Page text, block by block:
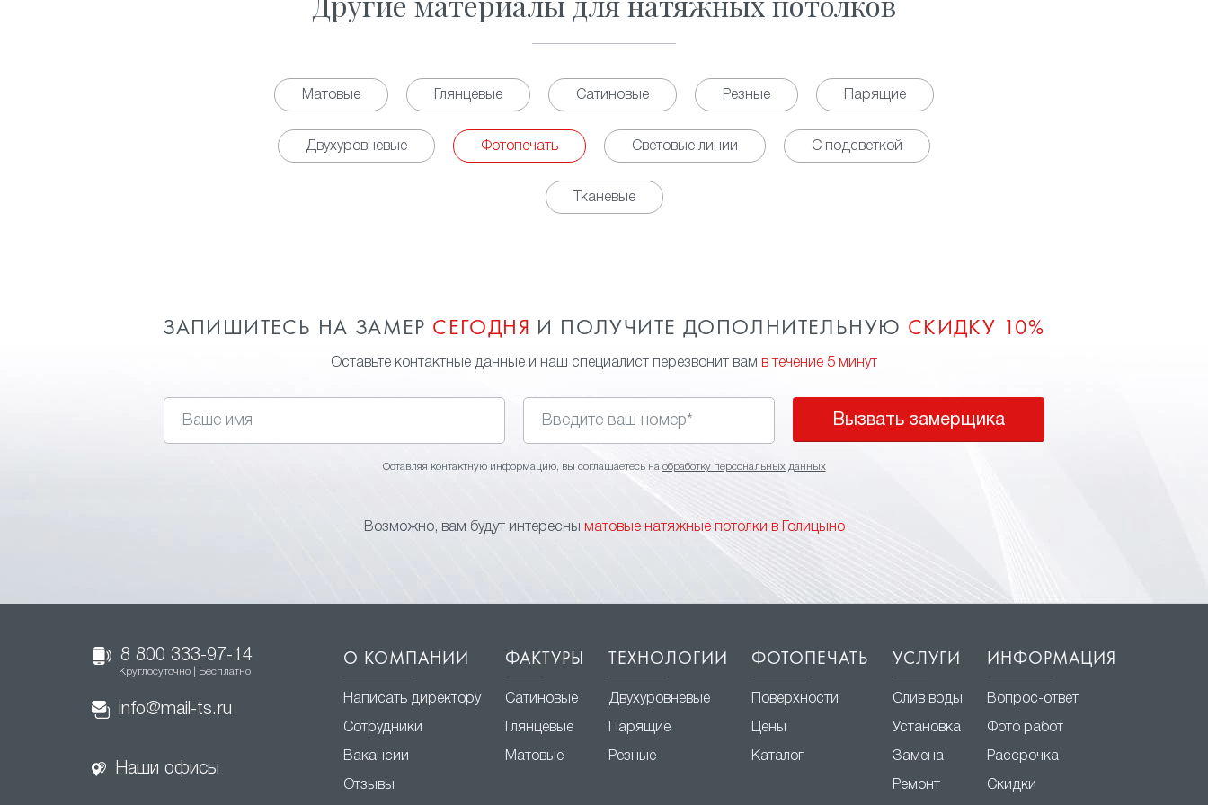
Матовые Глянцевые Сатиновые Резные Парящие
Двухуровневые Фотопечать Световые линии С подсветкой
Тканевые
ЗАПИШИТЕСЬ НА ЗАМЕР СЕГОДНЯ И ПОЛУЧИТЕ ДОПОЛНИТЕЛЬНУЮ СКИДКУ 10%
Оставьте контактные данные и наш специалист перезвонит вам в течение 5 минут
Вызвать замерщика
Оставляя контактную информацию, вы соглашаетесь на обработку персональных данных
Возможно, вам будут интересны матовые натяжные потолки в Голицыно
8 800 333-97-14
Круглосуточно | Бесплатно
info@mail-ts.ru
Наши офисы
О КОМПАНИИ
Написать директору
Сотрудники
Вакансии
Отзывы
ФАКТУРЫ
Сатиновые
Глянцевые
Матовые
ТЕХНОЛОГИИ
Двухуровневые
Парящие
Резные
ФОТОПЕЧАТЬ
Поверхности
Цены
Каталог
УСЛУГИ
Слив воды
Установка
Замена
Ремонт
ИНФОРМАЦИЯ
Вопрос-ответ
Фото работ
Рассрочка
Скидки